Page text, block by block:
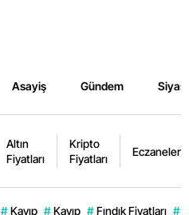
Asayiş Gündem
Altın
Fiyatları
Kripto
Fiyatları
Eczaneler
# Kayıp # Kayıp # Fındık Fiyatları #